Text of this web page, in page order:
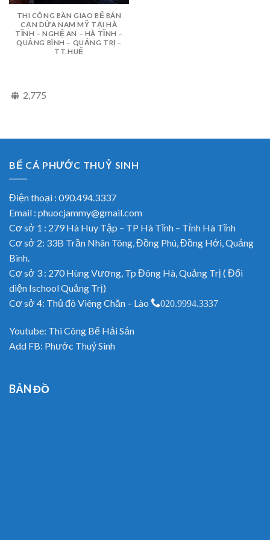
THI CÔNG BÀN GIAO BỂ BÁN
CẠN DỨA NAM MỸ TẠI HÀ
TĨNH – NGHỆ AN – HÀ TĨNH –
QUẢNG BÌNH – QUẢNG TRỊ –
TT.HUẾ
2,775
BỂ CÁ PHƯỚC THUỶ SINH
Điện thoại : 090.494.3337
Email : phuocjammy@gmail.com
Cơ sở 1 : 279 Hà Huy Tập – TP Hà Tĩnh – Tỉnh Hà Tĩnh
Cơ sở 2: 33B Trần Nhân Tông, Đồng Phú, Đồng Hới, Quảng
Bình.
Cơ sở 3 : 270 Hùng Vương, Tp Đông Hà, Quảng Trị ( Đối
diện Ischool Quảng Trị)
Cơ sở 4: Thủ đô Viêng Chăn – Lào
020.9994.3337
Youtube: Thi Công Bể Hải Sản
Add FB: Phước Thuỷ Sinh
BẢN ĐỒ